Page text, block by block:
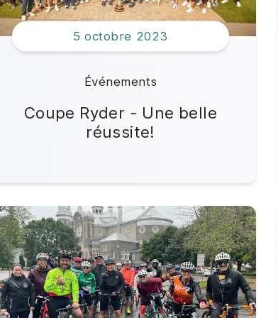
5 octobre 2023
Événements
Coupe Ryder - Une belle
réussite!